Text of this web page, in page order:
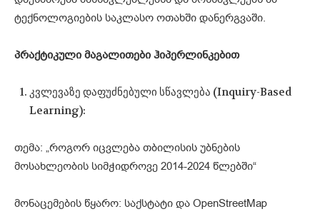
ტექნოლოგიების საკლასო ოთახში დანერგვაში.
პრაქტიკული მაგალითები ჰიპერლინკებით
კვლევაზე დაფუძნებული სწავლება (Inquiry-Based
Learning):
თემა: „როგორ იცვლება თბილისის უბნების
მოსახლეობის სიმჭიდროვე 2014-2024 წლებში“
მონაცემების წყარო: საქსტატი და OpenStreetMap